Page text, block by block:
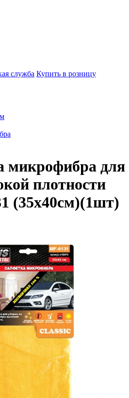
служба Купить в розницу
микрофибра для
плотности
(35х40см)(1шт)